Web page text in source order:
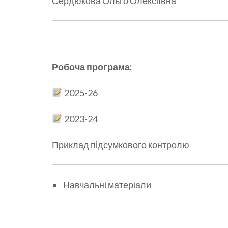
Робоча програма:
2025-26
2023-24
Приклад підсумкового контролю
Навчальні матеріали